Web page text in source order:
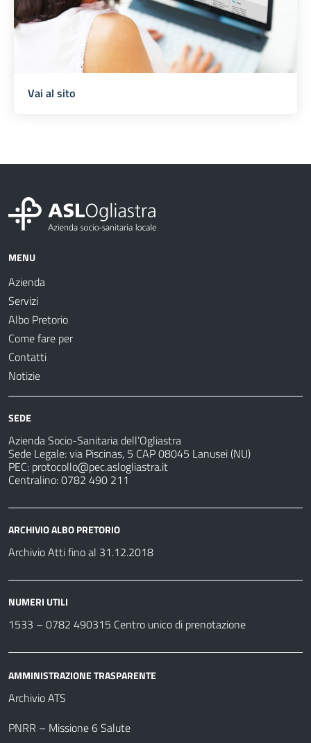
Vai al sito
MENU
Azienda
Servizi
Albo Pretorio
Come fare per
Contatti
Notizie
SEDE
Azienda Socio-Sanitaria dell’Ogliastra
Sede Legale: via Piscinas, 5 CAP 08045 Lanusei (NU)
PEC: protocollo@pec.aslogliastra.it
Centralino: 0782 490 211
ARCHIVIO ALBO PRETORIO
Archivio Atti fino al 31.12.2018
NUMERI UTILI
1533 – 0782 490315 Centro unico di prenotazione
AMMINISTRAZIONE TRASPARENTE
Archivio ATS
PNRR – Missione 6 Salute